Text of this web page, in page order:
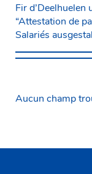
Fir
“Attestation de
Salariés
Aucun champ